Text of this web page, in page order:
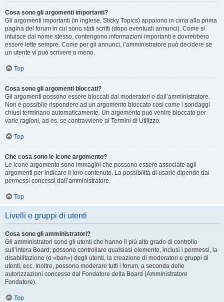
Cosa sono gli argomenti importanti?
Gli argomenti importanti (in inglese, Sticky Topics) appaiono in cima alla prima
pagina del forum in cui sono stati scritti (dopo eventuali annunci). Come si
intuisce dal nome stesso, contengono informazioni importanti e dovrebbero
essere lette sempre. Come per gli annunci, l’amministratore può decidere se
un utente vi può scrivere o meno.
Top
Cosa sono gli argomenti bloccati?
Gli argomenti possono essere bloccati dai moderatori o dall’amministratore.
Non è possibile rispondere ad un argomento bloccato così come i sondaggi
chiusi terminano automaticamente. Un argomento può venire bloccato per
varie ragioni, ad es. se contravviene ai Termini di Utilizzo.
Top
Che cosa sono le icone argomento?
Le icone argomento sono immagini che possono essere associate agli
argomenti per indicare il loro contenuto. La possibilità di usarle dipende dai
permessi concessi dall’amministratore.
Top
Livelli e gruppi di utenti
Cosa sono gli amministratori?
Gli amministratori sono gli utenti che hanno il più alto grado di controllo
sull’intera Board; possono controllare qualsiasi elemento, inclusi i permessi, la
disabilitazione (o «ban») degli utenti, la creazione di moderatori e gruppi di
utenti, ecc. Inoltre, possono moderare tutti i forum, a seconda delle
autorizzazioni concesse dal Fondatore della Board (Amministratore
Fondatore).
Top